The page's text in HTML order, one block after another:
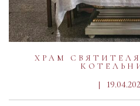
ХРАМ